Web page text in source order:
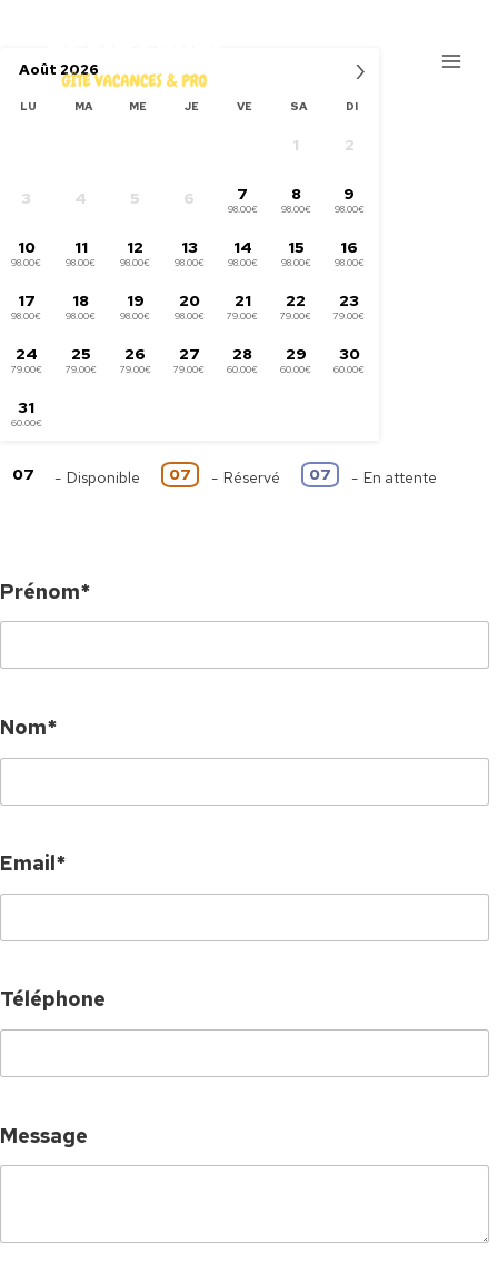
contenu
›
Août 2026
LU MA ME JE VE SA DI
1 2
3 4 5 6 7
98.00€
8
98.00€
9
98.00€
10
98.00€
11
98.00€
12
98.00€
13
98.00€
14
98.00€
15
98.00€
16
98.00€
17
98.00€
18
98.00€
19
98.00€
20
98.00€
21
79.00€
22
79.00€
23
79.00€
24
79.00€
25
79.00€
26
79.00€
27
79.00€
28
60.00€
29
60.00€
30
60.00€
31
60.00€
07 - Disponible 07 - Réservé 07 - En attente
Prénom*
Nom*
Email*
Téléphone
Message